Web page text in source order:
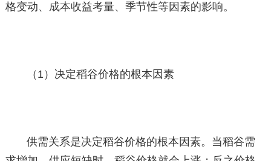
格变动、成本收益考量、季节性等因素的影响。
（1）决定稻谷价格的根本因素
供需关系是决定稻谷价格的根本因素。当稻谷需